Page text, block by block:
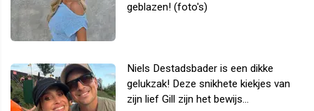
geblazen! (foto's)
Niels Destadsbader is een dikke
gelukzak! Deze snikhete kiekjes van
zijn lief Gill zijn het bewijs...